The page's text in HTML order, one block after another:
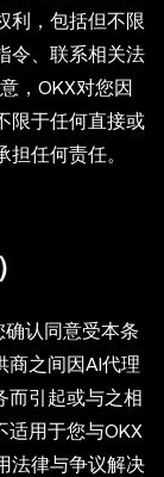
利，包括但不限
令、联系相关法
，OKX对您因
限于任何直接或
任何责任。
认同意受本条
商之间因AI代理
而引起或与之相
适用于您与OKX
法律与争议解决